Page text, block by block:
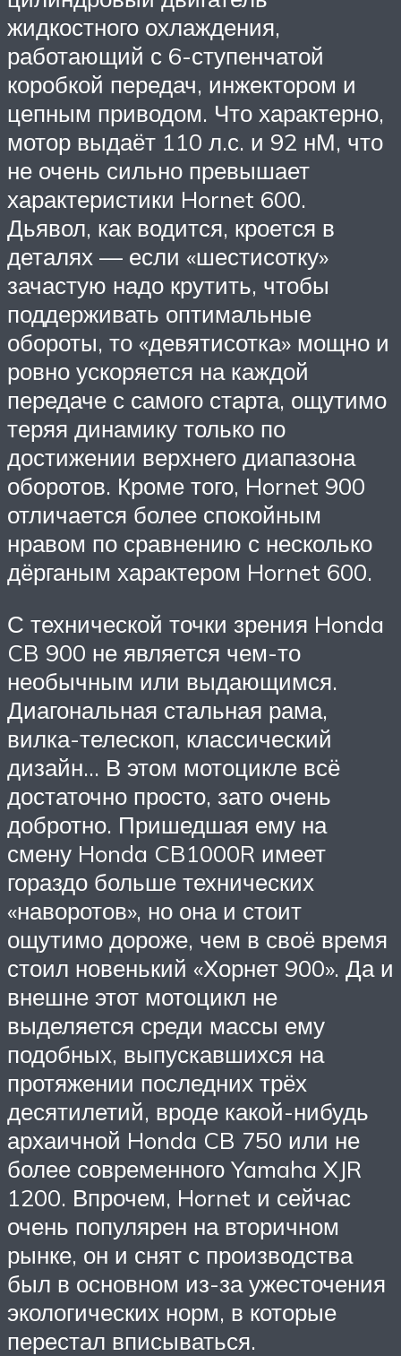
жидкостного охлаждения,
работающий с 6-ступенчатой
коробкой передач, инжектором и
цепным приводом. Что характерно,
мотор выдаёт 110 л.с. и 92 нМ, что
не очень сильно превышает
характеристики Hornet 600.
Дьявол, как водится, кроется в
деталях — если «шестисотку»
зачастую надо крутить, чтобы
поддерживать оптимальные
обороты, то «девятисотка» мощно и
ровно ускоряется на каждой
передаче с самого старта, ощутимо
теряя динамику только по
достижении верхнего диапазона
оборотов. Кроме того, Hornet 900
отличается более спокойным
нравом по сравнению с несколько
дёрганым характером Hornet 600.
С технической точки зрения Honda
CB 900 не является чем-то
необычным или выдающимся.
Диагональная стальная рама,
вилка-телескоп, классический
дизайн… В этом мотоцикле всё
достаточно просто, зато очень
добротно. Пришедшая ему на
смену Honda CB1000R имеет
гораздо больше технических
«наворотов», но она и стоит
ощутимо дороже, чем в своё время
стоил новенький «Хорнет 900». Да и
внешне этот мотоцикл не
выделяется среди массы ему
подобных, выпускавшихся на
протяжении последних трёх
десятилетий, вроде какой-нибудь
архаичной Honda CB 750 или не
более современного Yamaha XJR
1200. Впрочем, Hornet и сейчас
очень популярен на вторичном
рынке, он и снят с производства
был в основном из-за ужесточения
экологических норм, в которые
перестал вписываться.